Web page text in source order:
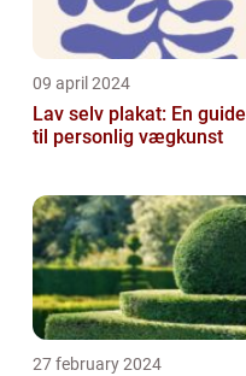
09 april 2024
Lav selv plakat: En guide
til personlig vægkunst
27 february 2024